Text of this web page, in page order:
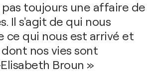
pas toujours une affaire de
Il s'agit de qui nous
ce qui nous est arrivé et
nos vies sont
Broun »